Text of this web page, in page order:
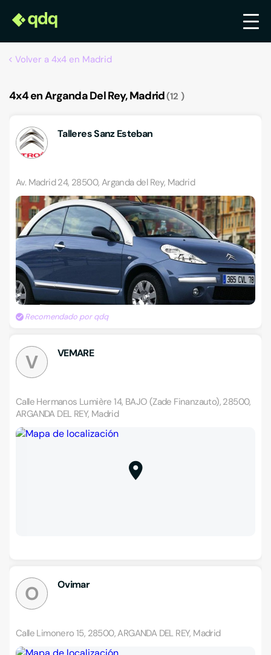
Volver a 4x4 en Madrid
4x4 en Arganda Del Rey, Madrid 12
Talleres Sanz Esteban
Av. Madrid 24, 28500, Arganda del Rey, Madrid
Recomendado por qdq
V VEMARE
Calle Hermanos Lumière 14, BAJO (Zade Finanzauto), 28500,
ARGANDA DEL REY, Madrid
O Ovimar
Calle Limonero 15, 28500, ARGANDA DEL REY, Madrid